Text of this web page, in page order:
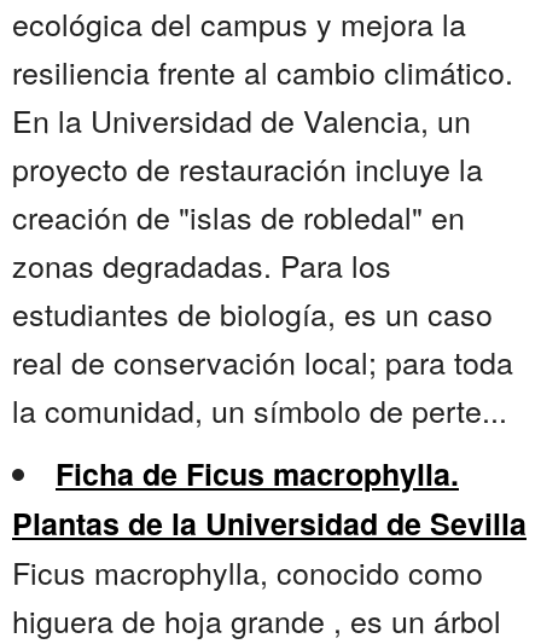
ecológica del campus y mejora la
resiliencia frente al cambio climático.
En la Universidad de Valencia, un
proyecto de restauración incluye la
creación de "islas de robledal" en
zonas degradadas. Para los
estudiantes de biología, es un caso
real de conservación local; para toda
la comunidad, un símbolo de perte...
Ficha de Ficus macrophylla.
Plantas de la Universidad de Sevilla
Ficus macrophylla, conocido como
higuera de hoja grande , es un árbol